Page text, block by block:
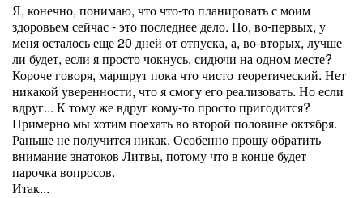
Я, конечно, понимаю, что что-то планировать с моим
здоровьем сейчас - это последнее дело. Но, во-первых, у
меня осталось еще 20 дней от отпуска, а, во-вторых, лучше
ли будет, если я просто чокнусь, сидючи на одном месте?
Короче говоря, маршрут пока что чисто теоретический. Нет
никакой уверенности, что я смогу его реализовать. Но если
вдруг... К тому же вдруг кому-то просто пригодится?
Примерно мы хотим поехать во второй половине октября.
Раньше не получится никак. Особенно прошу обратить
внимание знатоков Литвы, потому что в конце будет
парочка вопросов.
Итак...